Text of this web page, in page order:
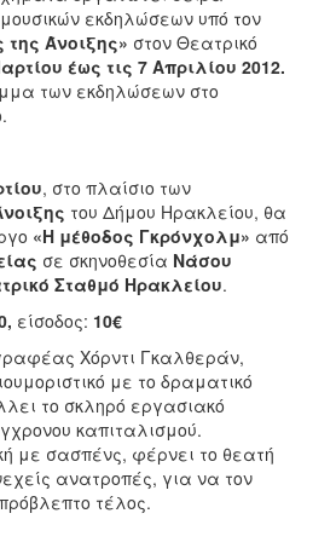
εκδηλώσεων υπό τον
της Άνοιξης» στον Θεατρικό
έως τις 7 Απριλίου 2012.
των εκδηλώσεων στο
, στο πλαίσιο των
του Δήμου Ηρακλείου, θα
«Η μέθοδος Γκρόνχολμ» από
σε σκηνοθεσία Νάσου
Σταθμό Ηρακλείου.
είσοδος: 10€
Χόρντι Γκαλθεράν,
με το δραματικό
το σκληρό εργασιακό
καπιταλισμού.
με σασπένς, φέρνει το θεατή
ανατροπές, για να τον
τέλος.